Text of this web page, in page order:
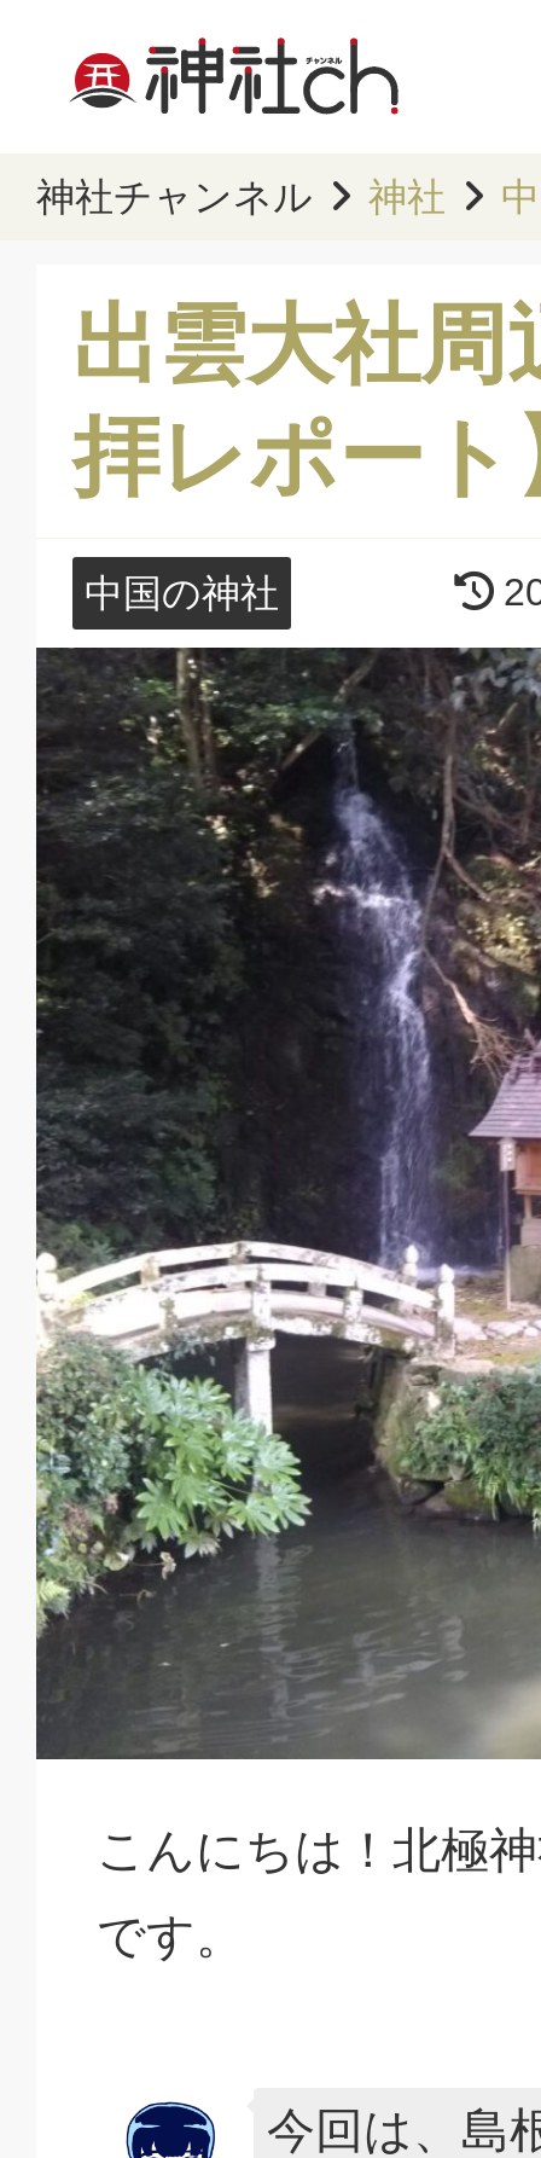
神社チャンネル 神社
出雲大社周
拝レポート
中国の神社
こんにちは！北極
です。
今回は、島